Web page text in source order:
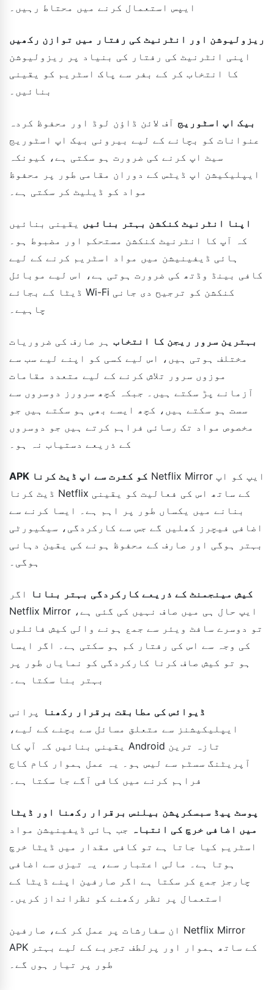
ایپس استعمال کرنے میں محتاط رہیں۔
ریزولیوشن اور انٹرنیٹ کی رفتار میں توازن رکھیں
اپنی انٹرنیٹ کی رفتار کی بنیاد پر ریزولیوشن
کا انتخاب کر کے بفر سے پاک اسٹریم کو یقینی
بنائیں۔
بیک اپ اسٹوریج آف لائن ڈاؤن لوڈ اور محفوظ کردہ
عنوانات کو بچانے کے لیے بیرونی بیک اپ اسٹوریج
سیٹ اپ کرنے کی ضرورت ہو سکتی ہے، کیونکہ
ایپلیکیشن اپ ڈیٹس کے دوران مقامی طور پر محفوظ
مواد کو ڈیلیٹ کر سکتی ہے۔
اپنا انٹرنیٹ کنکشن بہتر بنائیں یقینی بنائیں
کہ آپ کا انٹرنیٹ کنکشن مستحکم اور مضبوط ہو۔
ہائی ڈیفینیشن میں مواد اسٹریم کرنے کے لیے
کافی بینڈ وڈتھ کی ضرورت ہوتی ہے، اس لیے موبائل
ڈیٹا کے بجائے Wi-Fi کنکشن کو ترجیح دی جانی
چاہیے۔
بہترین سرور ریجن کا انتخاب ہر صارف کی ضروریات
مختلف ہوتی ہیں، اس لیے کسی کو اپنے لیے سب سے
موزوں سرور تلاش کرنے کے لیے متعدد مقامات
آزمانے پڑ سکتے ہیں۔ جبکہ کچھ سرورز دوسروں سے
سست ہو سکتے ہیں، کچھ ایسے بھی ہو سکتے ہیں جو
مخصوص مواد تک رسائی فراہم کرتے ہیں جو دوسروں
کے ذریعے دستیاب نہ ہو۔
APK کو کثرت سے اپ ڈیٹ کرنا Netflix Mirror ایپ کو اپ
ڈیٹ کرنا Netflix کے ساتھ اس کی فعالیت کو یقینی
بنانے میں یکساں طور پر اہم ہے۔ ایسا کرنے سے
اضافی فیچرز کھلیں گے جس سے کارکردگی، سیکیورٹی
بہتر ہوگی اور صارف کے محفوظ ہونے کی یقین دہانی
ہوگی۔
کیش مینجمنٹ کے ذریعے کارکردگی بہتر بنانا
اگر
Netflix Mirror ایپ حال ہی میں صاف نہیں کی گئی ہے،
تو دوسرے سافٹ ویئر سے جمع ہونے والی کیش فائلوں
کی وجہ سے اس کی رفتار کم ہو سکتی ہے۔ اگر ایسا
ہو تو کیش صاف کرنا کارکردگی کو نمایاں طور پر
بہتر بنا سکتا ہے۔
ڈیوائس کی مطابقت برقرار رکھنا
پرانی
ایپلیکیشنز سے متعلق مسائل سے بچنے کے لیے،
یقینی بنائیں کہ آپ کا Android تازہ ترین
آپریٹنگ سسٹم سے لیس ہو۔ یہ عمل ہموار کام کاج
فراہم کرنے میں کافی آگے جا سکتا ہے۔
پوسٹ پیڈ سبسکرپشن بیلنس برقرار رکھنا اور ڈیٹا
میں اضافی خرچ کی انتباہ جب ہائی ڈیفینیشن مواد
اسٹریم کیا جاتا ہے تو کافی مقدار میں ڈیٹا خرچ
ہوتا ہے۔ مالی اعتبار سے، یہ تیزی سے اضافی
چارجز جمع کر سکتا ہے اگر صارفین اپنے ڈیٹا کے
استعمال پر نظر رکھنے کو نظرانداز کریں۔
ان سفارشات پر عمل کر کے، صارفین Netflix Mirror
APK کے ساتھ ہموار اور پرلطف تجربے کے لیے بہتر
طور پر تیار ہوں گے۔